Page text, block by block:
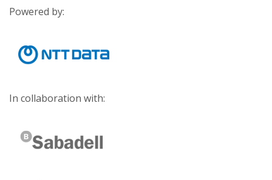
Powered by:
In collaboration with: